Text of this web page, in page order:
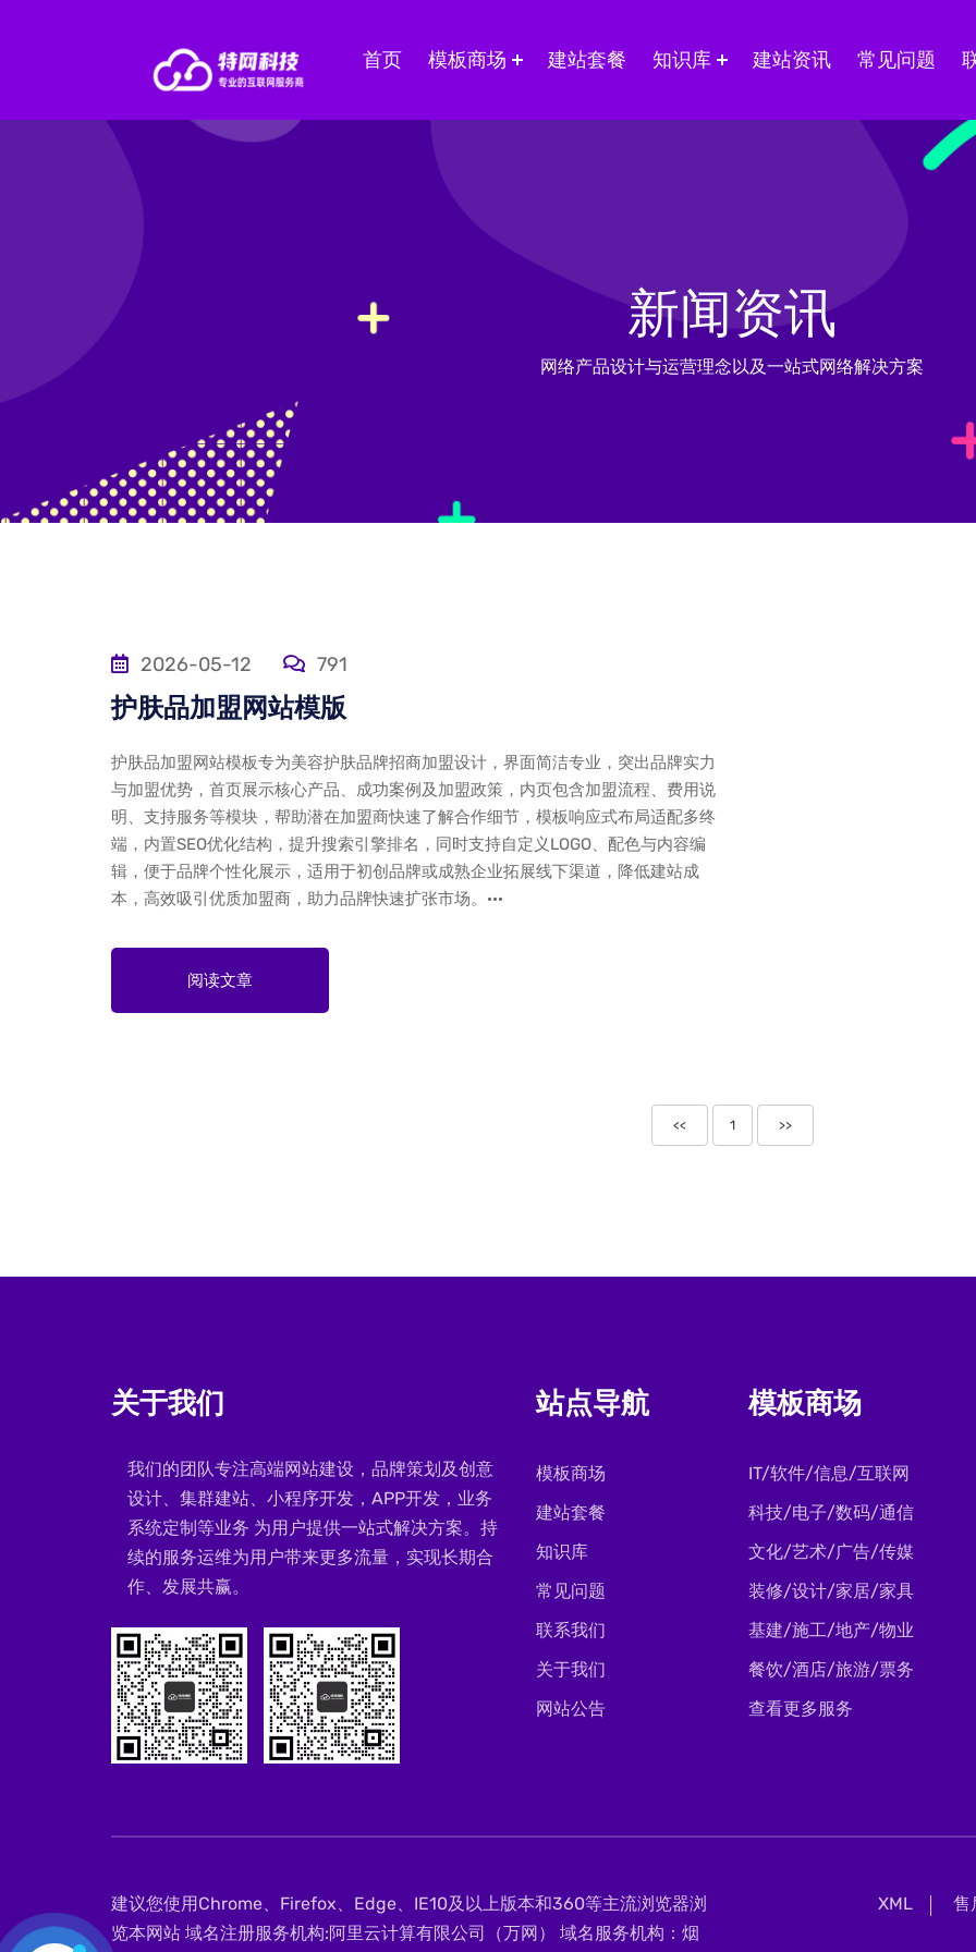
首页 模板商场 建站套餐 知识库 建站资讯 常见问题
新闻资讯
网络产品设计与运营理念以及一站式网络解决方案
2026-05-12 791
护肤品加盟网站模版
护肤品加盟网站模板专为美容护肤品牌招商加盟设计，界面简洁专业，突出品牌实力
与加盟优势，首页展示核心产品、成功案例及加盟政策，内页包含加盟流程、费用说
明、支持服务等模块，帮助潜在加盟商快速了解合作细节，模板响应式布局适配多终
端，内置SEO优化结构，提升搜索引擎排名，同时支持自定义LOGO、配色与内容编
辑，便于品牌个性化展示，适用于初创品牌或成熟企业拓展线下渠道，降低建站成
本，高效吸引优质加盟商，助力品牌快速扩张市场。···
阅读文章
<< 1 >>
关于我们
我们的团队专注高端网站建设，品牌策划及创意
设计、集群建站、小程序开发，APP开发，业务
系统定制等业务 为用户提供一站式解决方案。持
续的服务运维为用户带来更多流量，实现长期合
作、发展共赢。
站点导航
模板商场
建站套餐
知识库
常见问题
联系我们
关于我们
网站公告
模板商场
IT/软件/信息/互联网
科技/电子/数码/通信
文化/艺术/广告/传媒
装修/设计/家居/家具
基建/施工/地产/物业
餐饮/酒店/旅游/票务
查看更多服务
建议您使用Chrome、Firefox、Edge、IE10及以上版本和360等主流浏览器浏
览本网站 域名注册服务机构:阿里云计算有限公司（万网） 域名服务机构：烟
XML 售